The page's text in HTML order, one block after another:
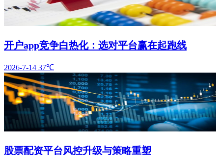
开户app竞争白热化：选对平台赢在起跑线
2026-7-14 37℃
股票配资平台风控升级与策略重塑